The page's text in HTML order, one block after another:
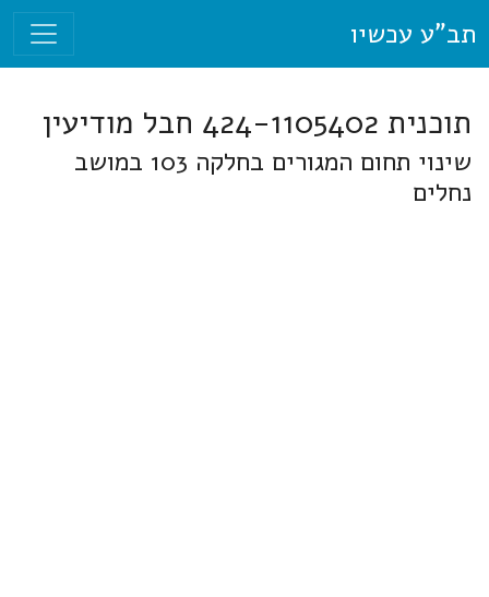
תב"ע עכשיו
תוכנית 424-1105402 חבל מודיעין
שינוי תחום המגורים בחלקה 103 במושב
נחלים